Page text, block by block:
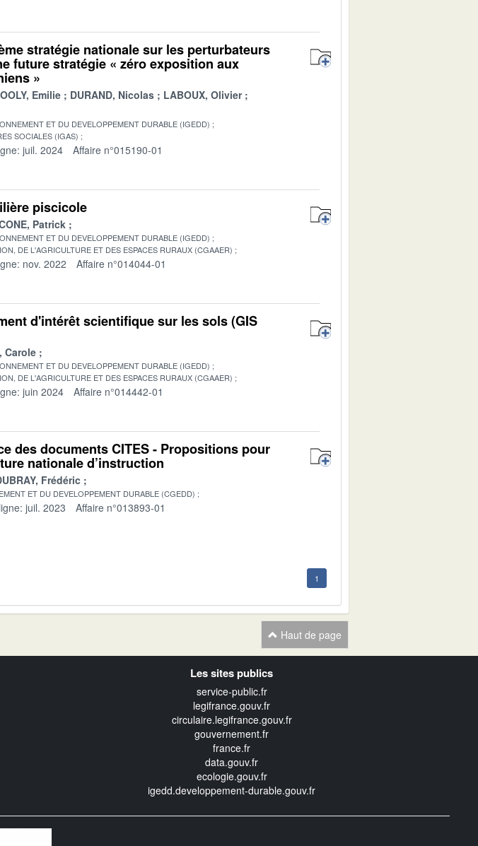
stratégie nationale sur les perturbateurs
future stratégie « zéro exposition aux
»
Emilie DURAND, Nicolas
LABOUX, Olivier
ET DU DEVELOPPEMENT DURABLE (IGEDD)
SOCIALES (IGAS)
juil. 2024 Affaire n°015190-01
piscicole
Patrick
ET DU DEVELOPPEMENT DURABLE (IGEDD)
DE L'AGRICULTURE ET DES ESPACES RURAUX (CGAAER)
nov. 2022 Affaire n°014044-01
d'intérêt scientifique sur les sols (GIS
Carole
ET DU DEVELOPPEMENT DURABLE (IGEDD)
DE L'AGRICULTURE ET DES ESPACES RURAUX (CGAAER)
juin 2024 Affaire n°014442-01
des documents CITES - Propositions pour
nationale d’instruction
Frédéric
ET DU DEVELOPPEMENT DURABLE (CGEDD)
juil. 2023 Affaire n°013893-01
1
Haut de page
Les sites publics
service-public.fr
legifrance.gouv.fr
circulaire.legifrance.gouv.fr
gouvernement.fr
france.fr
data.gouv.fr
ecologie.gouv.fr
igedd.developpement-durable.gouv.fr